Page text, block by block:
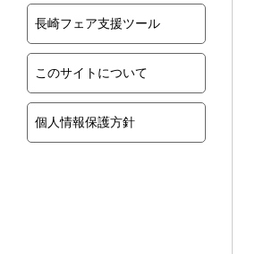
長崎フェア支援ツール
このサイトについて
個人情報保護方針